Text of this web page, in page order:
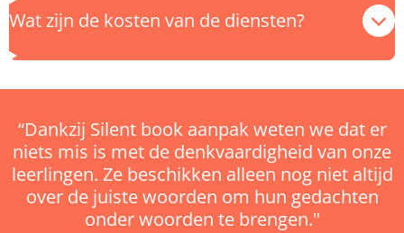
Wat zijn de kosten van de diensten?
“Dankzij Silent book aanpak weten we dat er
niets mis is met de denkvaardigheid van onze
leerlingen. Ze beschikken alleen nog niet altijd
over de juiste woorden om hun gedachten
onder woorden te brengen."